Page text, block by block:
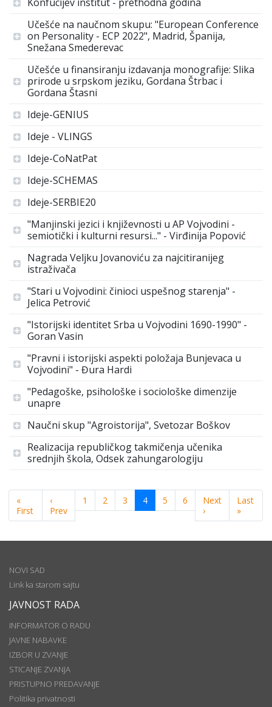
Učešće na naučnom skupu: "European Conference
on Personality - ECP 2022", Madrid, Španija,
Snežana Smederevac
Učešće u finansiranju izdavanja monografije: Slika
prirode u srpskom jeziku, Gordana Štrbac i
Gordana Štasni
Ideje-GENIUS
Ideje - VLINGS
Ideje-CoNatPat
Ideje-SCHEMAS
Ideje-SERBIE20
"Manjinski jezici i književnosti u AP Vojvodini -
semiotički i kulturni resursi..." - Virđinija Popović
Nagrada Veljku Jovanoviću za najcitiranijeg
istraživača
"Stari u Vojvodini: činioci uspešnog starenja" -
Jelica Petrović
"Istorijski identitet Srba u Vojvodini 1690-1990" -
Goran Vasin
"Pravni i istorijski aspekti položaja Bunjevaca u
Vojvodini" - Đura Hardi
"Pedagoške, psihološke i sociološke dimenzije
unapre
Naučni skup "Agroistorija", Svetozar Boškov
Realizacija republičkog takmičenja učenika
srednjih škola, Odsek zahungarologiju
«
First
‹
Prev
1 2 3 4 5 6
Next
›
Last
»
NOVI SAD
Link ka starom sajtu
JAVNOST RADA
INFORMATOR O RADU
JAVNE NABAVKE
IZBOR U ZVANJE
STICANJE ZVANJA
PRISTUPNO PREDAVANJE
Politika privatnosti